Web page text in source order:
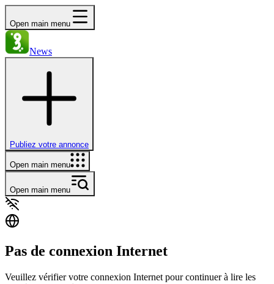
Open main menu
News
Publiez votre annonce
Open main menu
Open main menu
Pas de connexion Internet
Veuillez vérifier votre connexion Internet pour continuer à lire les